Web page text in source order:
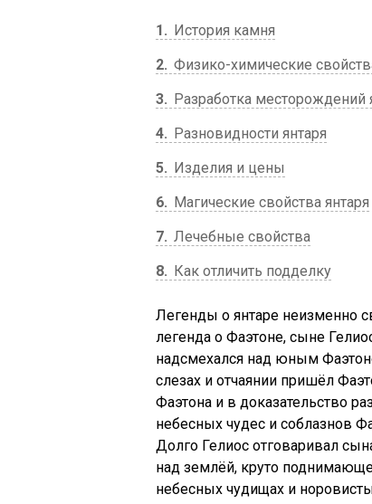
1
История камня
2 Физико-химические
3
Разработка месторождений
4
Разновидности янтаря
5
Изделия и цены
6
Магические свойства янтаря
7 Лечебные свойства
8
Как отличить подделку
Легенды о янтаре неизменно
легенда о Фаэтоне, сыне
надсмехался над юным
слезах и отчаянии пришёл
Фаэтона и в доказательство
небесных чудес и соблазнов
Долго Гелиос отговаривал
над землёй, круто
небесных чудищах и